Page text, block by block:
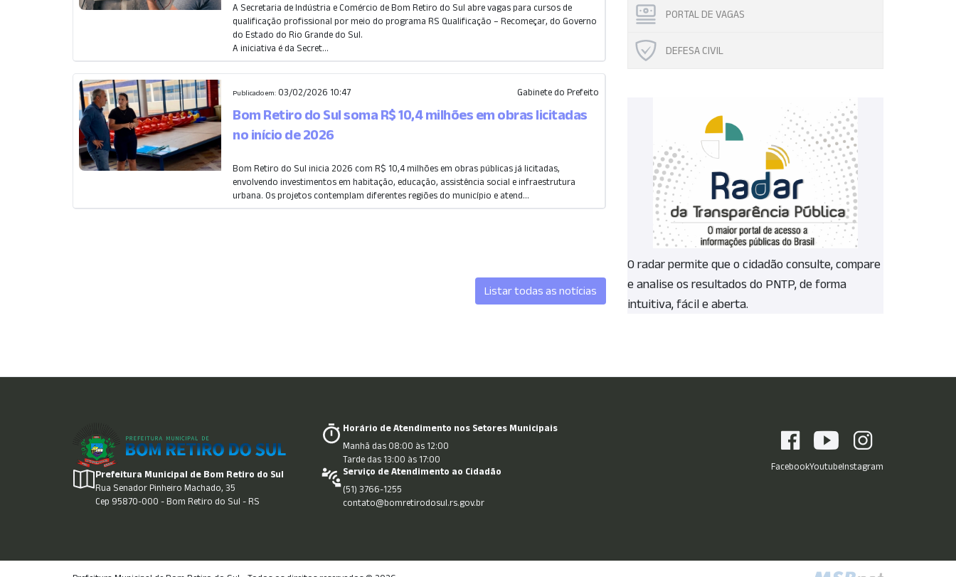
A Secretaria de Indústria e Comércio de Bom Retiro do Sul abre vagas para cursos de
qualificação profissional por meio do programa RS Qualificação – Recomeçar, do Governo
do Estado do Rio Grande do Sul.
A iniciativa é da Secret...
Publicado em: 03/02/2026 10:47 Gabinete do Prefeito
Bom Retiro do Sul soma R$ 10,4 milhões em obras licitadas
no início de 2026
Bom Retiro do Sul inicia 2026 com R$ 10,4 milhões em obras públicas já licitadas,
envolvendo investimentos em habitação, educação, assistência social e infraestrutura
urbana. Os projetos contemplam diferentes regiões do município e atend...
Listar todas as notícias
PORTAL DE VAGAS
DEFESA CIVIL
O radar permite que o cidadão consulte, compare
e analise os resultados do PNTP, de forma
intuitiva, fácil e aberta.
Prefeitura Municipal de Bom Retiro do Sul
Rua Senador Pinheiro Machado, 35
Cep 95870-000 - Bom Retiro do Sul - RS
Horário de Atendimento nos Setores Municipais
Manhã das 08:00 às 12:00
Tarde das 13:00 às 17:00
Serviço de Atendimento ao Cidadão
(51) 3766-1255
contato@bomretirodosul.rs.gov.br
FacebookYoutubeInstagram